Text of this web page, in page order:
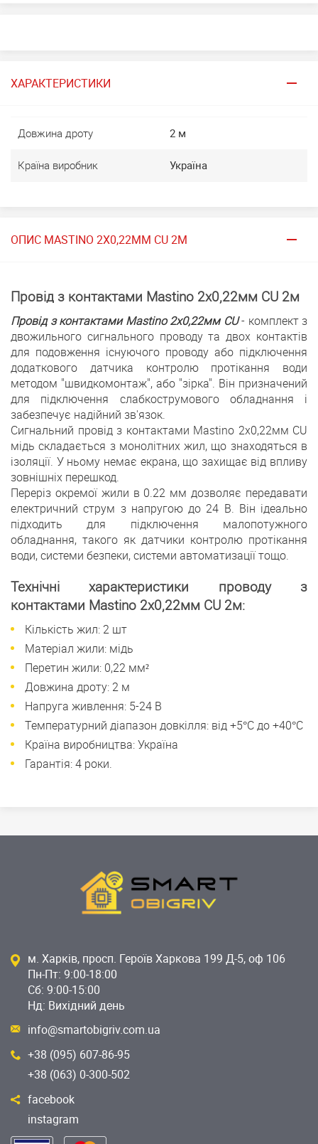
ХАРАКТЕРИСТИКИ
Довжина дроту 2 м
Країна виробник Україна
ОПИС MASTINO 2Х0,22ММ CU 2М
Провід з контактами Mastino 2х0,22мм CU 2м
Провід з контактами Mastino 2х0,22мм CU- комплект з
двожильного сигнального проводу та двох контактів
для подовження існуючого проводу або підключення
додаткового датчика контролю протікання води
методом "швидкомонтаж", або "зірка". Він призначений
для підключення слабкострумового обладнання і
забезпечує надійний зв'язок.
Сигнальний провід з контактами Mastino 2х0,22мм CU
мідь складається з монолітних жил, що знаходяться в
ізоляції. У ньому немає екрана, що захищає від впливу
зовнішніх перешкод.
Переріз окремої жили в 0.22 мм дозволяє передавати
електричний струм з напругою до 24 В. Він ідеально
підходить для підключення малопотужного
обладнання, такого як датчики контролю протікання
води, системи безпеки, системи автоматизації тощо.
Технічні характеристики проводу з
контактами Mastino 2х0,22мм CU 2м:
Кількість жил: 2 шт
Матеріал жили: мідь
Перетин жили: 0,22 мм²
Довжина дроту: 2 м
Напруга живлення: 5-24 В
Температурний діапазон довкілля: від +5°C до +40°C
Країна виробництва: Україна
Гарантія: 4 роки.
м. Харків, просп. Героїв Харкова 199 Д-5, оф 106
Пн-Пт: 9:00-18:00
Сб: 9:00-15:00
Нд: Вихідний день
info@smartobigriv.com.ua
+38 (095) 607-86-95
+38 (063) 0-300-502
facebook
instagram